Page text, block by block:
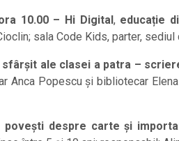
10.00 – Hi Digital , educație
sala Code Kids, parter, sediul
sfârșit ale clasei a patra –
Anca Popescu și bibliotecar
povești despre carte și